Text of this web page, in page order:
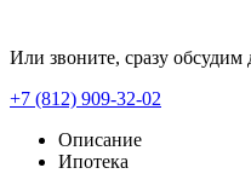
Или звоните, сразу обсудим
+7 (812) 909-32-02
Описание
Ипотека